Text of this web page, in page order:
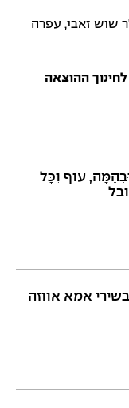
שוש זאבי, עפרה
ההוצאה
עוֹף וְכָּל
אמא אווזה